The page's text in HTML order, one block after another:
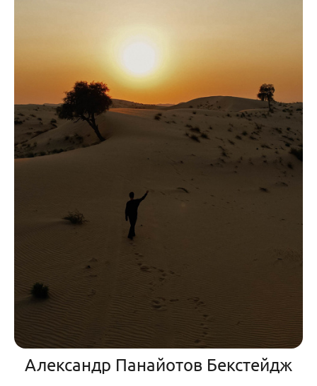
Александр Панайотов Бекстейдж